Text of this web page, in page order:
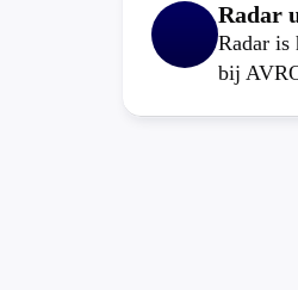
Radar
Radar is
bij